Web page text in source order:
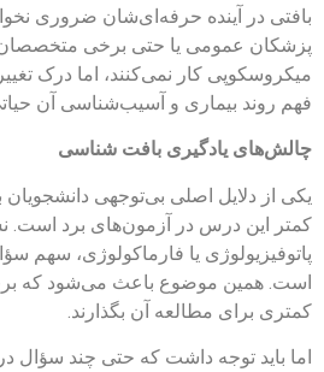
بافتی در آینده حرفه‌ای‌شان ضروری
پزشکان عمومی یا حتی برخی متخصصان
میکروسکوپی کار نمی‌کنند، اما درک
فهم روند بیماری و آسیب‌شناسی آن
چالش‌های یادگیری بافت‌ شناسی
یکی از دلایل اصلی بی‌توجهی
کمتر این درس در آزمون‌های برد
پاتوفیزیولوژی یا فارماکولوژی، سهم
است. همین موضوع باعث می‌شود که
کمتری برای مطالعه آن بگذارند.
اما باید توجه داشت که حتی چند سؤال